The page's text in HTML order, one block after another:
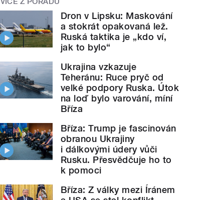
Dron v Lipsku: Maskování
a stokrát opakovaná lež.
Ruská taktika je „kdo ví,
jak to bylo“
Ukrajina vzkazuje
Teheránu: Ruce pryč od
velké podpory Ruska. Útok
na loď bylo varování, míní
Bříza
Bříza: Trump je fascinován
obranou Ukrajiny
i dálkovými údery vůči
Rusku. Přesvědčuje ho to
k pomoci
Bříza: Z války mezi Íránem